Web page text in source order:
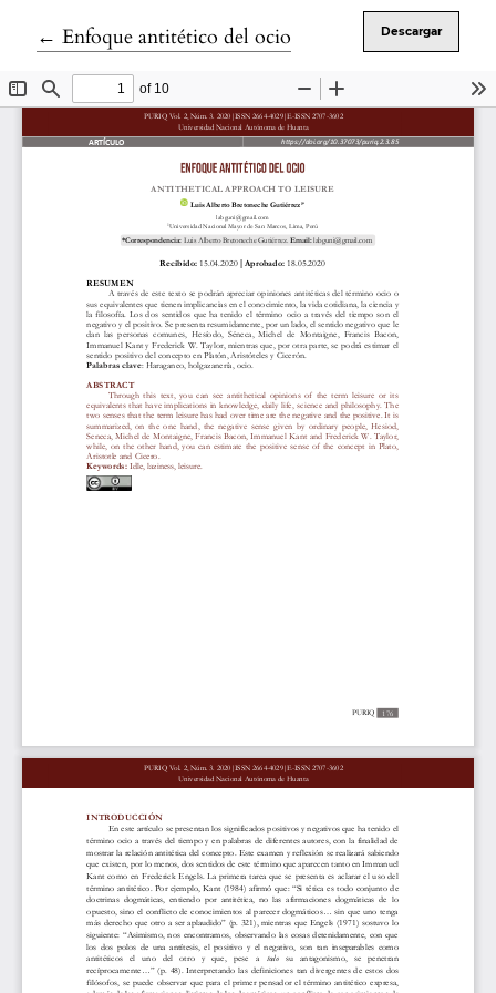
← Volver a los detalles del artículo
Enfoque antitético del ocio Descargar